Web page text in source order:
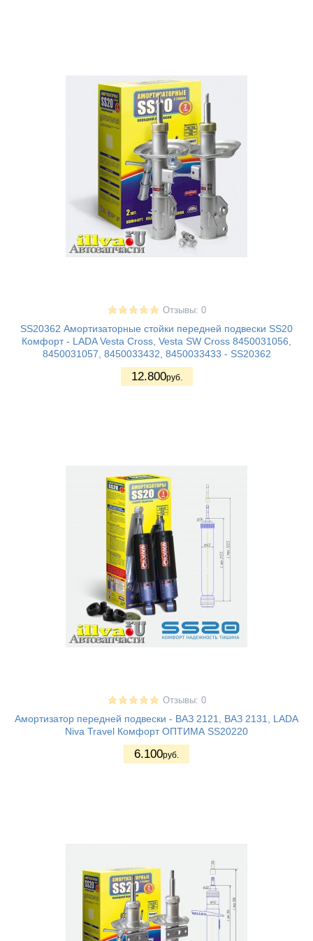
Отзывы: 0
SS20362 Амортизаторные стойки передней подвески SS20
Комфорт - LADA Vesta Cross, Vesta SW Cross 8450031056,
8450031057, 8450033432, 8450033433 - SS20362
12.800руб.
Отзывы: 0
Амортизатор передней подвески - ВАЗ 2121, ВАЗ 2131, LADA
Niva Travel Комфорт ОПТИМА SS20220
6.100руб.